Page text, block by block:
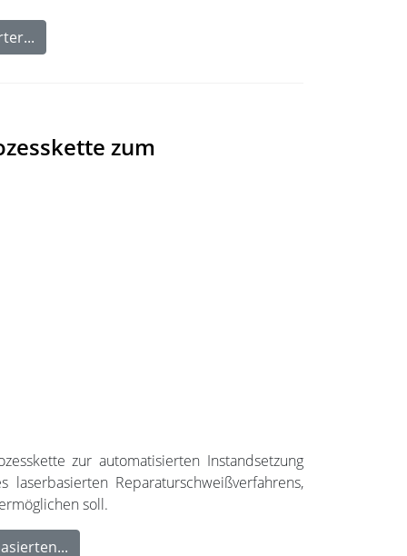
zum
zur automatisierten Instandsetzung
Reparaturschweißverfahrens,
soll.